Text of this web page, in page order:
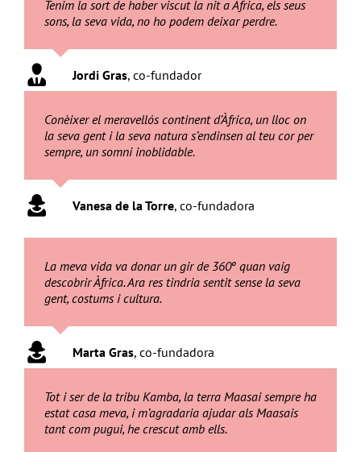
Tenim la sort de haber viscut la nit a Àfrica, els seus
sons, la seva vida, no ho podem deixar perdre.
Jordi Gras, co-fundador
Conèixer el meravellós continent d’Àfrica, un lloc on
la seva gent i la seva natura s’endinsen al teu cor per
sempre, un somni inoblidable.
Vanesa de la Torre, co-fundadora
La meva vida va donar un gir de 360º quan vaig
descobrir Àfrica. Ara res tindria sentit sense la seva
gent, costums i cultura.
Marta Gras, co-fundadora
Tot i ser de la tribu Kamba, la terra Maasai sempre ha
estat casa meva, i m’agradaria ajudar als Maasais
tant com pugui, he crescut amb ells.